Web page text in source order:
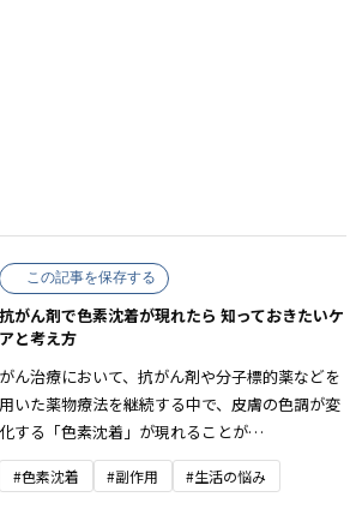
この記事を保存する
抗がん剤で色素沈着が現れたら 知っておきたいケ
アと考え方
がん治療において、抗がん剤や分子標的薬などを
用いた薬物療法を継続する中で、皮膚の色調が変
化する「色素沈着」が現れることが…
#色素沈着 #副作用 #生活の悩み